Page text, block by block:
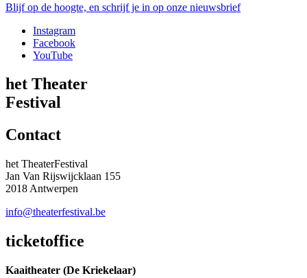
Blijf op de hoogte, en schrijf je in op onze nieuwsbrief
Instagram
Facebook
YouTube
het Theater
Festival
Contact
het TheaterFestival
Jan Van Rijswijcklaan 155
2018 Antwerpen
info@theaterfestival.be
ticketoffice
Kaaitheater (De Kriekelaar)